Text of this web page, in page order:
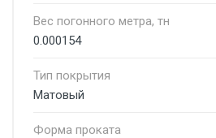
Вес погонного метра, тн
0.000154
Тип покрытия
Матовый
Форма проката